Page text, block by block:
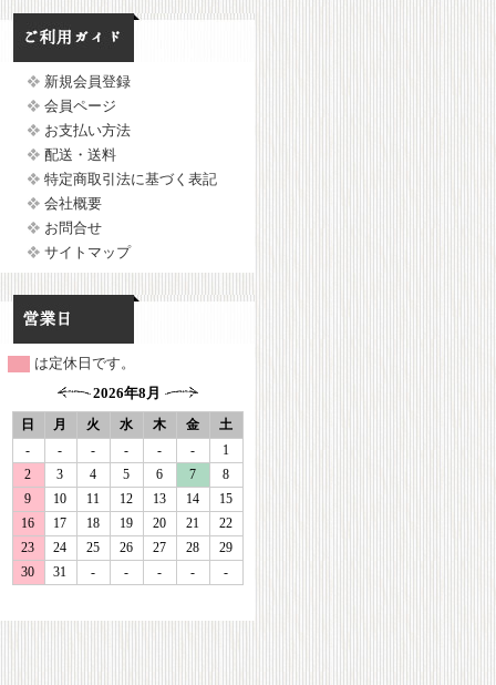
新規会員登録
会員ページ
お支払い方法
配送・送料
特定商取引法に基づく表記
会社概要
お問合せ
サイトマップ
は定休日です。